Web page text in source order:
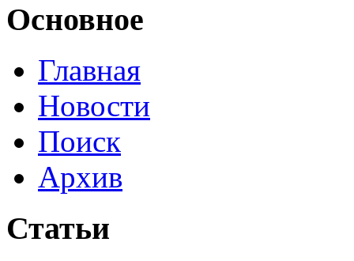
Основное
Главная
Новости
Поиск
Архив
Статьи